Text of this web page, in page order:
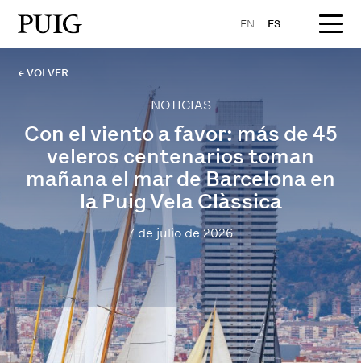
EN ES
← VOLVER
NOTICIAS
Con el viento a favor: más de 45
veleros centenarios toman
mañana el mar de Barcelona en
la Puig Vela Clàssica
7 de julio de 2026